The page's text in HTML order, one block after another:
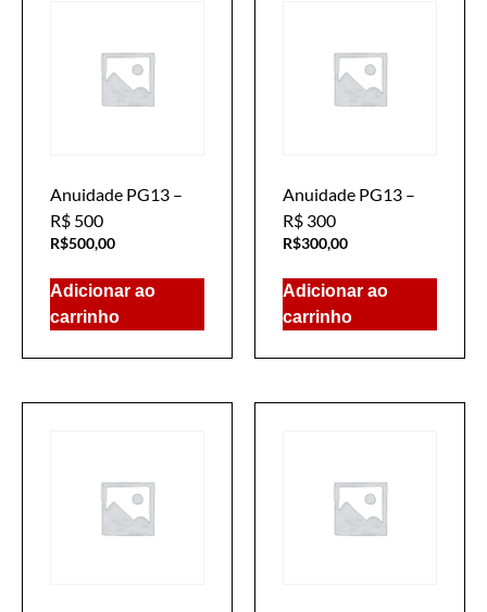
Anuidade PG13 –
R$ 500
R$500,00
Adicionar ao
carrinho
Anuidade PG13 –
R$ 300
R$300,00
Adicionar ao
carrinho